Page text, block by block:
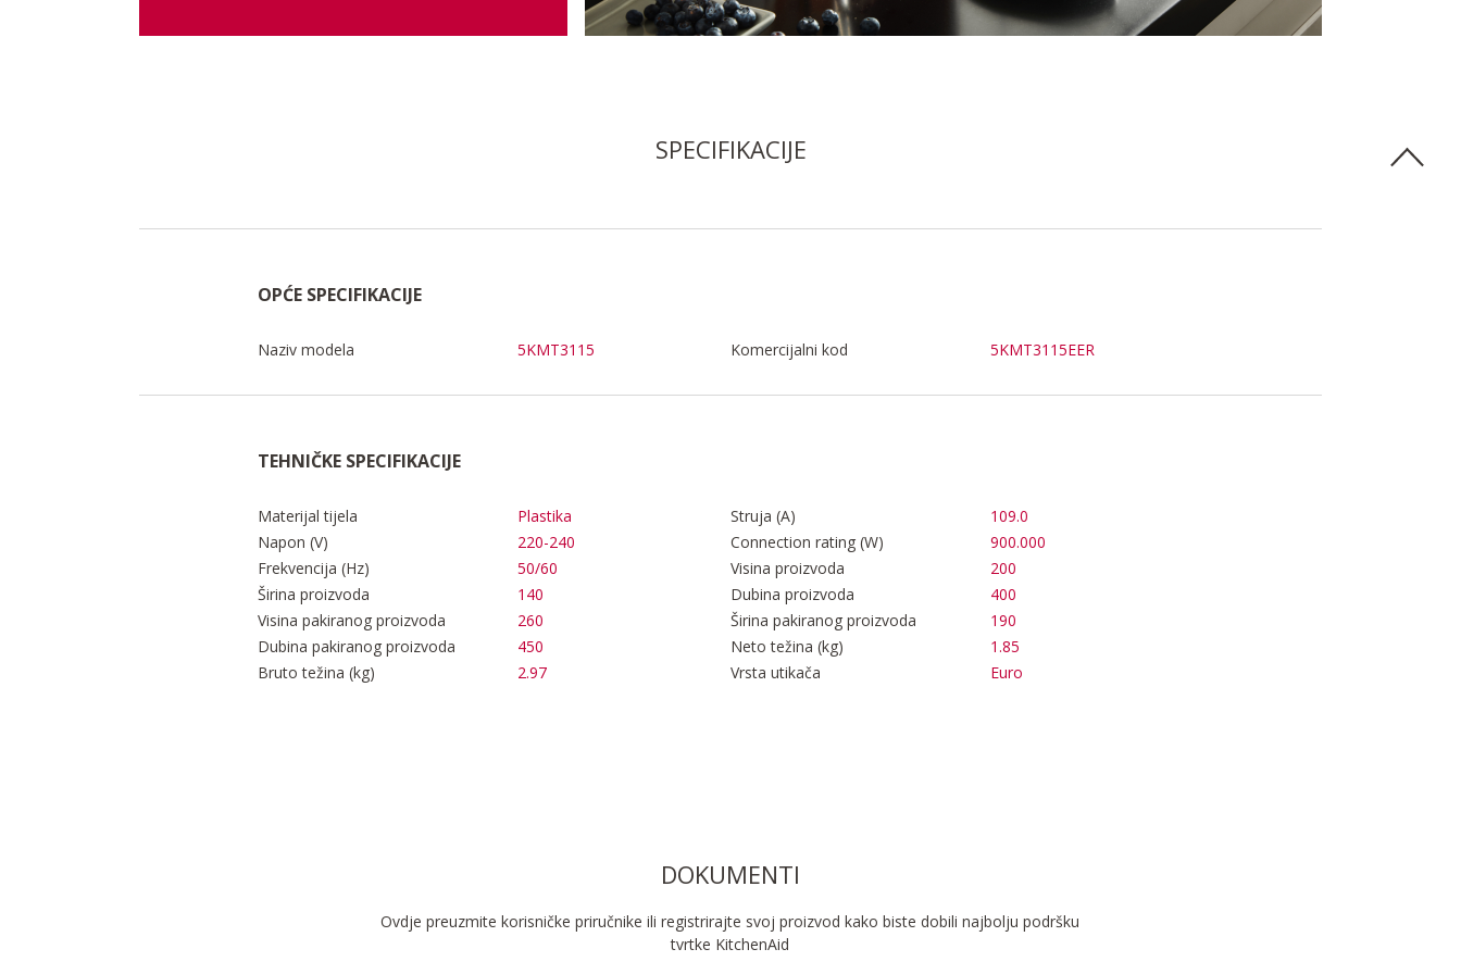
SPECIFIKACIJE
OPĆE SPECIFIKACIJE
Naziv modela 5KMT3115 Komercijalni kod 5KMT3115EER
TEHNIČKE SPECIFIKACIJE
Materijal tijela Plastika Struja (A)
109.0
Napon (V)
220-240 Connection rating (W)
900.000
Frekvencija (Hz)
50/60 Visina proizvoda
200
Širina proizvoda
140 Dubina proizvoda
400
Visina pakiranog proizvoda
260 Širina pakiranog proizvoda
190
Dubina pakiranog proizvoda
450 Neto težina (kg)
1.85
Bruto težina (kg)
2.97 Vrsta utikača Euro
DOKUMENTI
Ovdje preuzmite korisničke priručnike ili registrirajte svoj proizvod kako biste dobili najbolju podršku
tvrtke KitchenAid